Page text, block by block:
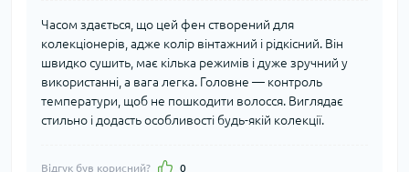
Часом здається, що цей фен створений для
колекціонерів, адже колір вінтажний і рідкісний. Він
швидко сушить, має кілька режимів і дуже зручний у
використанні, а вага легка. Головне — контроль
температури, щоб не пошкодити волосся. Виглядає
стильно і додасть особливості будь-якій колекції.
Відгук був корисний? 0